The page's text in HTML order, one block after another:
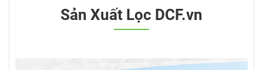
Sản Xuất Lọc DCF.vn